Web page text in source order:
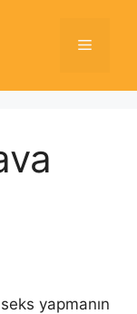
Menu
yapmanın